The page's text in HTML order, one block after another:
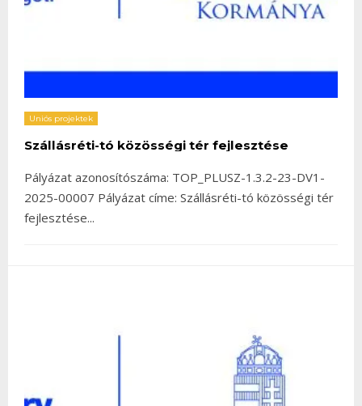
Uniós projektek
Szállásréti-tó közösségi tér fejlesztése
Pályázat azonosítószáma: TOP_PLUSZ-1.3.2-23-DV1-
2025-00007 Pályázat címe: Szállásréti-tó közösségi tér
fejlesztése...